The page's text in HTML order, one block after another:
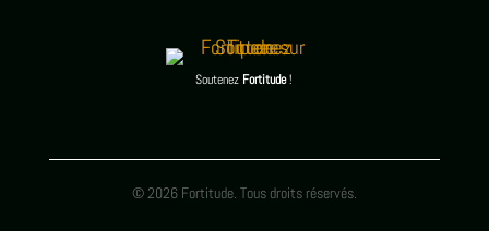
Soutenez Fortitude!
© 2026 Fortitude. Tous droits réservés.